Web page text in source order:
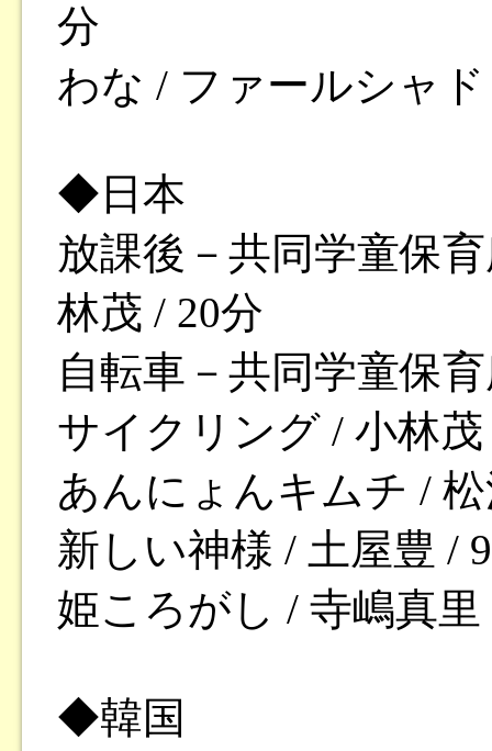
分
わな / ファールシャ
◆日本
放課後－共同学童保
林茂 / 20分
自転車－共同学童保
サイクリング / 小林茂
あんにょんキムチ /
新しい神様 / 土屋豊 /
姫ころがし / 寺嶋真里
◆韓国